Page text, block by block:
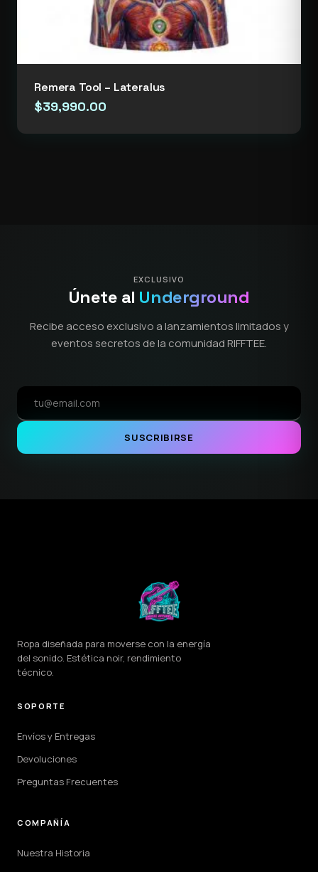
Remera Tool – Lateralus
$39,990.00
EXCLUSIVO
Únete al Underground
Recibe acceso exclusivo a lanzamientos limitados y
eventos secretos de la comunidad RIFFTEE.
SUSCRIBIRSE
Ropa diseñada para moverse con la energía
del sonido. Estética noir, rendimiento
técnico.
SOPORTE
Envíos y Entregas
Devoluciones
Preguntas Frecuentes
COMPAÑÍA
Nuestra Historia